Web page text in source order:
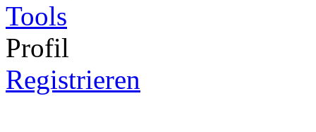
Tools
Profil
Registrieren